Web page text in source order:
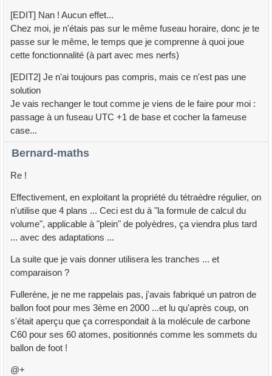
[EDIT] Nan ! Aucun effet...
Chez moi, je n'étais pas sur le même fuseau horaire, donc je te
passe sur le même, le temps que je comprenne à quoi joue
cette fonctionnalité (à part avec mes nerfs)
[EDIT2] Je n'ai toujours pas compris, mais ce n'est pas une
solution
Je vais rechanger le tout comme je viens de le faire pour moi :
passage à un fuseau UTC +1 de base et cocher la fameuse
case...
Bernard-maths
Re !
Effectivement, en exploitant la propriété du tétraèdre régulier, on
n'utilise que 4 plans ... Ceci est du à "la formule de calcul du
volume", applicable à "plein" de polyèdres, ça viendra plus tard
... avec des adaptations ...
La suite que je vais donner utilisera les tranches ... et
comparaison ?
Fullerène, je ne me rappelais pas, j'avais fabriqué un patron de
ballon foot pour mes 3ème en 2000 ...et lu qu'après coup, on
s'était aperçu que ça correspondait à la molécule de carbone
C60 pour ses 60 atomes, positionnés comme les sommets du
ballon de foot !
@+